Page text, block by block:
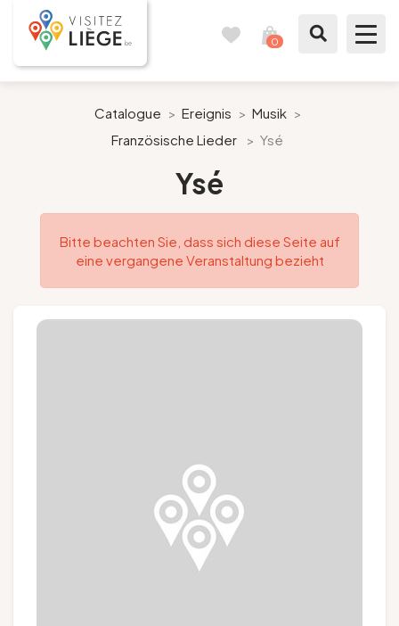
0
Wie ein Bürger von Lüttich
Meinen Aufenthalt vorbereiten
Unsere Vorschläge
Stadt Lüttich
Folgen Sie uns
Catalogue > Ereignis > Musik >
Französische Lieder
> Ysé
Ysé
Bitte beachten Sie, dass sich diese Seite auf
eine vergangene Veranstaltung bezieht